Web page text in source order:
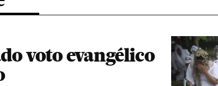
voto evangélico